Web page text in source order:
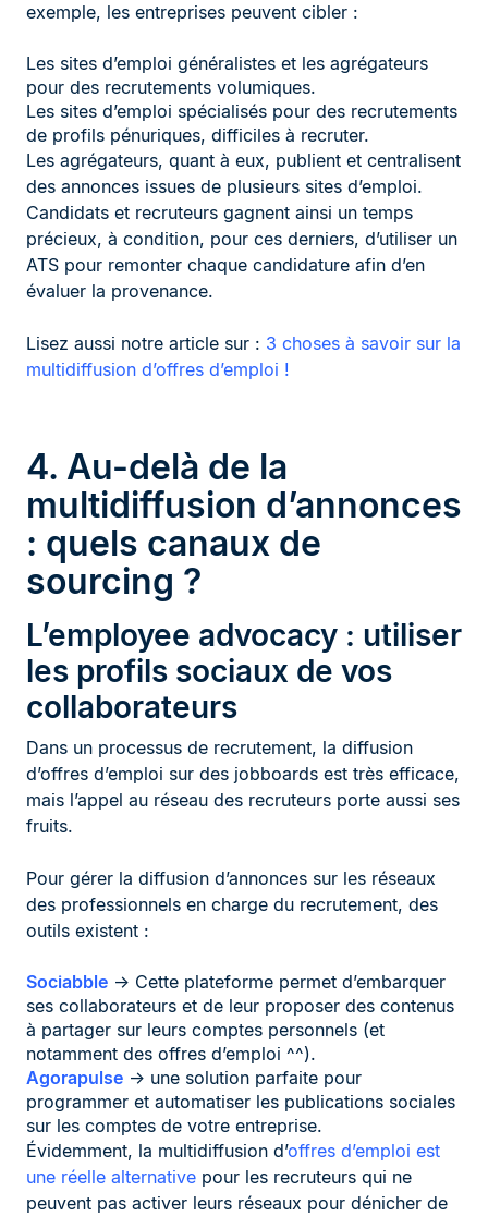
exemple, les entreprises peuvent cibler :
Les sites d’emploi généralistes et les agrégateurs
pour des recrutements volumiques.
Les sites d’emploi spécialisés pour des recrutements
de profils pénuriques, difficiles à recruter.
Les agrégateurs, quant à eux, publient et centralisent
des annonces issues de plusieurs sites d’emploi.
Candidats et recruteurs gagnent ainsi un temps
précieux, à condition, pour ces derniers, d’utiliser un
ATS pour remonter chaque candidature afin d’en
évaluer la provenance.
Lisez aussi notre article sur : 3 choses à savoir sur la
multidiffusion d’offres d’emploi !
4. Au-delà de la
multidiffusion d’annonces
: quels canaux de
sourcing ?
L’employee advocacy : utiliser
les profils sociaux de vos
collaborateurs
Dans un processus de recrutement, la diffusion
d’offres d’emploi sur des jobboards est très efficace,
mais l’appel au réseau des recruteurs porte aussi ses
fruits.
Pour gérer la diffusion d’annonces sur les réseaux
des professionnels en charge du recrutement, des
outils existent :
Sociabble → Cette plateforme permet d’embarquer
ses collaborateurs et de leur proposer des contenus
à partager sur leurs comptes personnels (et
notamment des offres d’emploi ^^).
Agorapulse → une solution parfaite pour
programmer et automatiser les publications sociales
sur les comptes de votre entreprise.
Évidemment, la multidiffusion d’offres d’emploi est
une réelle alternative pour les recruteurs qui ne
peuvent pas activer leurs réseaux pour dénicher de